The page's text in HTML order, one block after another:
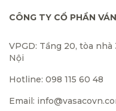
CÔNG TY CỔ PHẦN
VPGD: Tầng 20, tòa nhà
Nội
Hotline: 098 115 60 48
Email: